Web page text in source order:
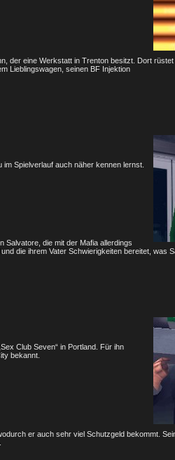
der eine Werkstatt in Trenton besitzt. Dort
Lieblingswagen, seinen BF Injektion
Spielverlauf auch näher kennen lernst.
Salvatore, die mit der Mafia allerdings
die ihrem Vater Schwierigkeiten bereitet, was
Club Seven“ in Portland. Für ihn
bekannt.
er auch sehr viel Schutzgeld bekommt.